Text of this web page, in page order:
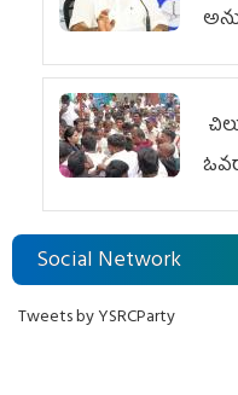
Social Network
Tweets by YSRCParty